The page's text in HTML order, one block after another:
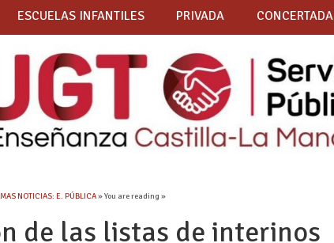
ESCUELAS INFANTILES PRIVADA CONCERTADA
NOTICIAS: E. PÚBLICA» You are reading »
de las listas de interinos